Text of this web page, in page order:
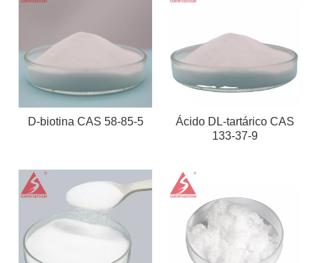
D-biotina CAS 58-85-5
Ácido DL-tartárico CAS
133-37-9